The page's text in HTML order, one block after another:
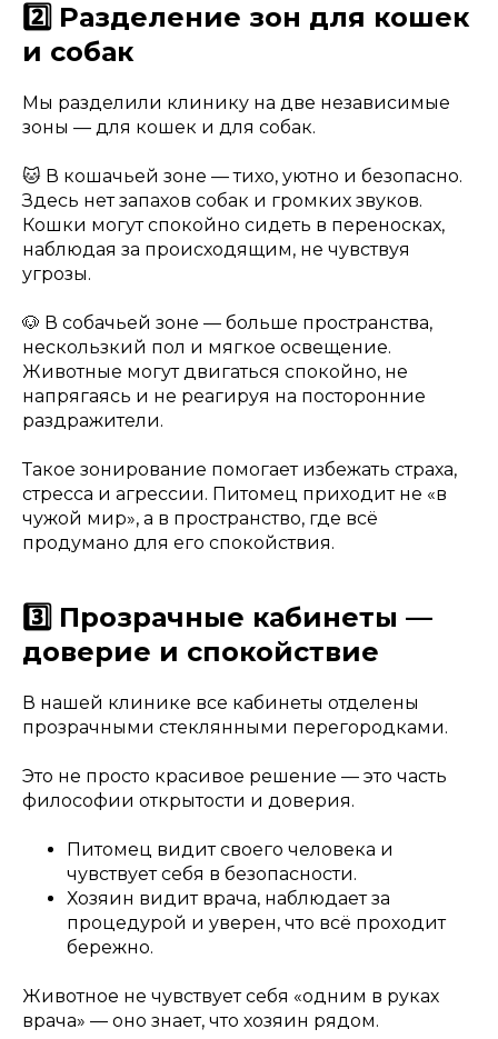
2️⃣ Разделение зон для кошек
и собак
Мы разделили клинику на две независимые
зоны — для кошек и для собак.
🐱 В кошачьей зоне — тихо, уютно и безопасно.
Здесь нет запахов собак и громких звуков.
Кошки могут спокойно сидеть в переносках,
наблюдая за происходящим, не чувствуя
угрозы.
🐶 В собачьей зоне — больше пространства,
нескользкий пол и мягкое освещение.
Животные могут двигаться спокойно, не
напрягаясь и не реагируя на посторонние
раздражители.
Такое зонирование помогает избежать страха,
стресса и агрессии. Питомец приходит не «в
чужой мир», а в пространство, где всё
продумано для его спокойствия.
3️⃣ Прозрачные кабинеты —
доверие и спокойствие
В нашей клинике все кабинеты отделены
прозрачными стеклянными перегородками.
Это не просто красивое решение — это часть
философии открытости и доверия.
Питомец видит своего человека и
чувствует себя в безопасности.
Хозяин видит врача, наблюдает за
процедурой и уверен, что всё проходит
бережно.
Животное не чувствует себя «одним в руках
врача» — оно знает, что хозяин рядом.